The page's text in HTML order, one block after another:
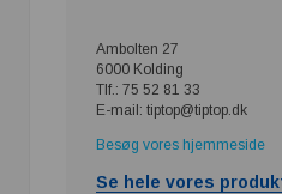
Ambolten 27
6000 Kolding
Tlf.: 75 52 81 33
E-mail: tiptop@tiptop.dk
Besøg vores hjemmeside
Se hele vores